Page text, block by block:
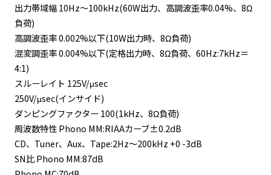
出力帯域幅 10Hz～100kHz(60W出力、高調波歪率0.04%、8Ω
負荷)
高調波歪率 0.002%以下(10W出力時、8Ω負荷)
混変調歪率 0.004%以下(定格出力時、8Ω負荷、60Hz:7kHz＝
4:1)
スルーレイト 125V/μsec
250V/μsec(インサイド)
ダンピングファクター 100(1kHz、8Ω負荷)
周波数特性 Phono MM:RIAAカーブ±0.2dB
CD、Tuner、Aux、Tape:2Hz～200kHz +0 -3dB
SN比 Phono MM:87dB